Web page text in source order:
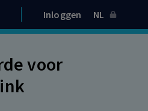
Inloggen NL
voor